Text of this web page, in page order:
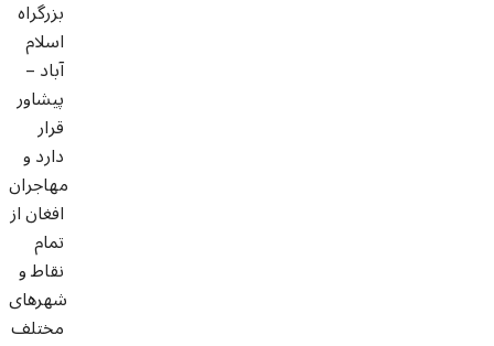
بزرگراه
اسلام
آباد –
پیشاور
قرار
دارد و
مهاجران
افغان از
تمام
نقاط و
شهرهای
مختلف